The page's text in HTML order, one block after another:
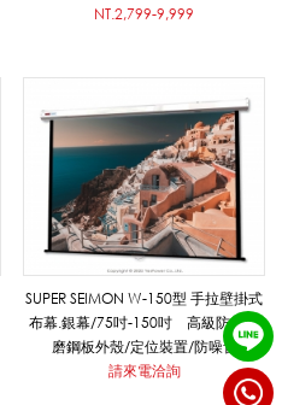
NT.2,799-9,999
SUPER SEIMON W-150型 手拉壁掛式
布幕.銀幕/75吋-150吋 高級防鏽耐
磨鋼板外殼/定位裝置/防噪音
請來電洽詢